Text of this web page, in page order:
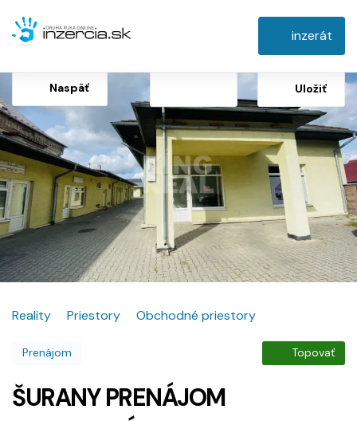
inzerát
Naspäť Uložiť
Reality Priestory Obchodné priestory
Prenájom Topovať
ŠURANY PRENÁJOM